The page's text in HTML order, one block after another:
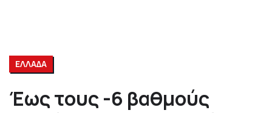
ΕΛΛΑΔΑ
Έως τους -6 βαθμούς